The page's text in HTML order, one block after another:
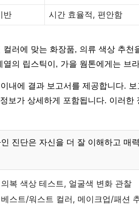
반 시간 효율적, 편안함
컬러에 맞는 화장품, 의류 색상 추천
의 립스틱이, 가을 웜톤에게는 브
내에 결과 보고서를 제공합니다.
보가 상세하게 포함됩니다. 이러한
진단은 자신을 더 잘 이해하고 매
복 색상 테스트, 얼굴색 변화 관찰
스트/워스트 컬러, 메이크업/패션